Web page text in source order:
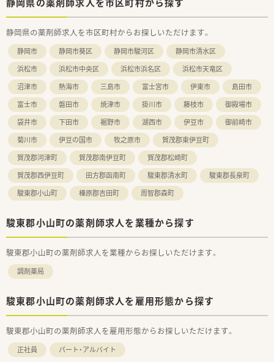
静岡県の薬剤師求人を市区町村からお探しいただけます。
静岡市 静岡市葵区 静岡市駿河区
静岡市清水区
浜松市
浜松市中央区 浜松市浜名区
浜松市天竜区
沼津市
熱海市 三島市 富士宮市 伊東市
島田市
富士市
磐田市 焼津市 掛川市 藤枝市
御殿場市
袋井市
下田市 裾野市 湖西市 伊豆市
御前崎市
菊川市
伊豆の国市 牧之原市
賀茂郡東伊豆町
賀茂郡河津町
賀茂郡南伊豆町
賀茂郡松崎町
賀茂郡西伊豆町
田方郡函南町 駿東郡清水町
駿東郡長泉町
駿東郡小山町
榛原郡吉田町 周智郡森町
駿東郡小山町の薬剤師求人を業種から探す
駿東郡小山町の薬剤師求人を業種からお探しいただけます。
調剤薬局
駿東郡小山町の薬剤師求人を雇用形態から探す
駿東郡小山町の薬剤師求人を雇用形態からお探しいただけます。
正社員 パート・アルバイト